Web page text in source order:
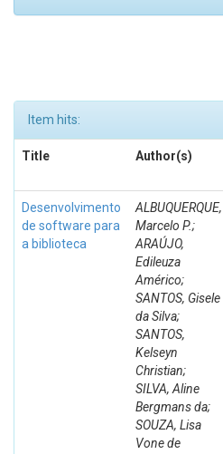
Item hits:
Title Author(s)
Desenvolvimento
de software para
a biblioteca
ALBUQUERQUE,
Marcelo P.;
ARAÚJO,
Edileuza
Américo;
SANTOS, Gisele
da Silva;
SANTOS,
Kelseyn
Christian;
SILVA, Aline
Bergmans da;
SOUZA, Lisa
Vone de